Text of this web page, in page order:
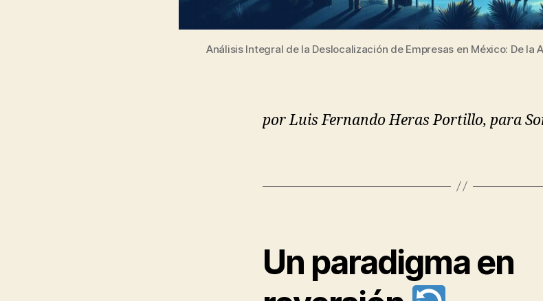
Análisis Integral de la Deslocalización de Empresas en México: De la
por Luis Fernando Heras Portillo, para
Un paradigma en